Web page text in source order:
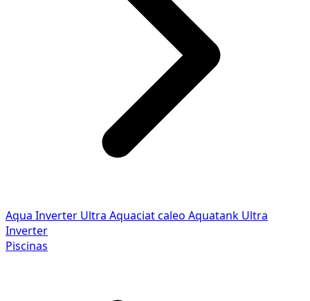
Aqua Inverter Ultra Aquaciat caleo Aquatank Ultra
Inverter
Piscinas